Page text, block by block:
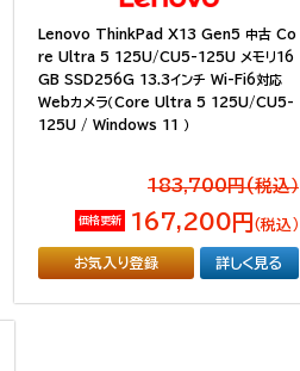
Lenovo ThinkPad X13 Gen5 中古 Co
re Ultra 5 125U/CU5-125U メモリ16
GB SSD256G 13.3インチ Wi-Fi6対応
Webカメラ（Core Ultra 5 125U/CU5-
125U / Windows 11 ）
183,700円(税込）
価格更新 167,200円 （税込）
お気入り登録 詳しく見る